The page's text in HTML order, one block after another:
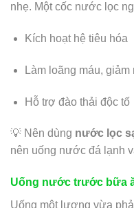
nhẹ. Một cốc nước lọc
Kích hoạt hệ tiêu hóa
Làm loãng máu,
Hỗ trợ đào thải độc tố
💡 Nên dùng nước lọc
nên uống nước đá lạnh
Uống nước trước bữa
Uống một lượng vừa